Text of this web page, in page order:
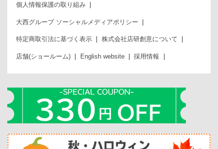
個人情報保護の取り組み
大西グループ ソーシャルメディアポリシー
特定商取引法に基づく表示 株式会社店研創意について
店舗(ショールーム) English website 採用情報